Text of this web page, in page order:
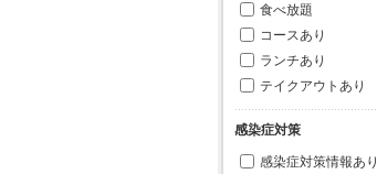
食べ放題
コースあり
ランチあり
テイクアウトあり
感染症対策
感染症対策情報あり